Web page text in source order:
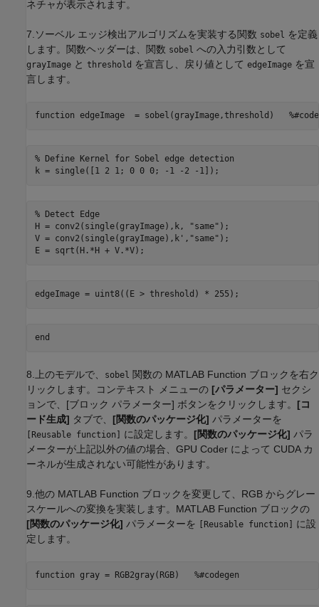
ネチャが表示されます。
7.ソーベル エッジ検出アルゴリズムを実装する関数 sobel
を定義
します。関数ヘッダーは、関数 sobel への入力引数として
grayImage と threshold を宣言し、戻り値として edgeImage を宣
言します。
function edgeImage  = sobel(grayImage,threshold)
% Define Kernel for Sobel edge detection
% Detect Edge
H = conv2(single(grayImage),k,
"same" );
V = conv2(single(grayImage),k', "same" );
end
8.上のモデルで、 sobel
関数の MATLAB Function ブロックを右ク
リックします。コンテキスト メニューの [パラメーター] セクシ
ョンで、[ブロック パラメーター] ボタンをクリックします。 [コ
ード生成] タブで、 [関数のパッケージ化] パラメーターを
[Reusable function] に設定します。 [関数のパッケージ化] パラ
メーターが上記以外の値の場合、GPU Coder によって CUDA カ
ーネルが生成されない可能性があります。
9.他の MATLAB Function ブロックを変更して、RGB からグレー
スケールへの変換を実装します。MATLAB Function ブロックの
[関数のパッケージ化] パラメーターを [Reusable function] に設
定します。
function gray = RGB2gray(RGB) %#codegen